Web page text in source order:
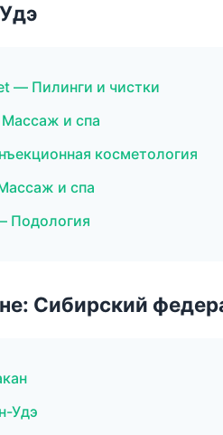
— Пилинги и чистки
и спа
косметология
и спа
Подология
Сибирский
Удэ